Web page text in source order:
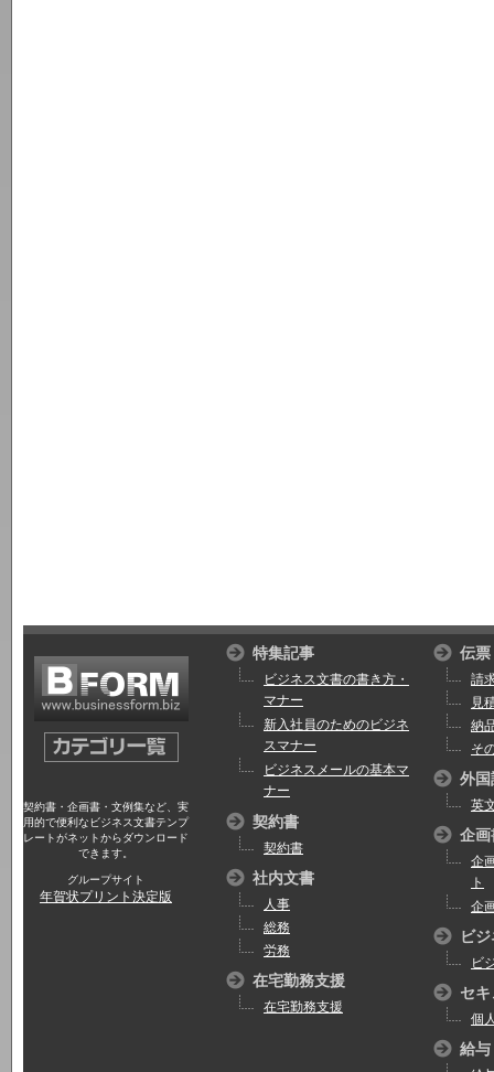
契約書・企画書・文例集など、実
用的で便利なビジネス文書テンプ
レートがネットからダウンロード
できます。
グループサイト
年賀状プリント決定版
特集記事
ビジネス文書の書き方・
マナー
新入社員のためのビジネ
スマナー
ビジネスメールの基本マ
ナー
契約書
契約書
社内文書
人事
総務
労務
在宅勤務支援
在宅勤務支援
伝票
請
見
納
そ
外国
英
企画
企
ト
企
ビ
ビ
セ
個
給与